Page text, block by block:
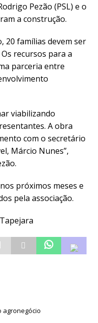
Pezão (PSL) e o
a construção.
20 famílias devem ser
recursos para a
parceria entre
viabilizando
A obra
com o secretário
Márcio Nunes”,
próximos meses e
pela associação.
agronegócio